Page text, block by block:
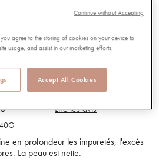
Lire les avis
en profondeur les impuretés, l'excès
La peau est nette.
agree to the storing of cookies on your device to
usage, and assist in our marketing efforts.
Accept All Cookies
Continue without Accepting